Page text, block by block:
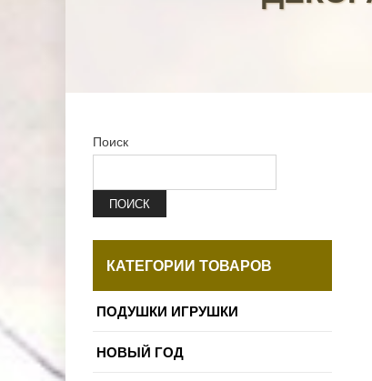
Поиск
ПОИСК
КАТЕГОРИИ ТОВАРОВ
ПОДУШКИ ИГРУШКИ
НОВЫЙ ГОД